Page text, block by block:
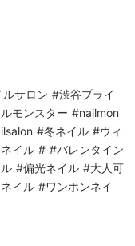
サロン #渋谷プライ
モンスター #nailmon
#冬ネイル #ウィ
イル # #バレンタイン
#偏光ネイル #大人可
イル #ワンホンネイ